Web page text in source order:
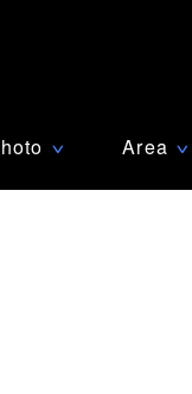
∨ Area ∨